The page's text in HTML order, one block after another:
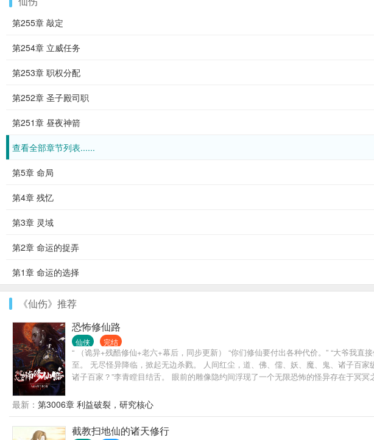
第255章 敲定
第254章 立威任务
第253章 职权分配
第252章 圣子殿司职
第251章 昼夜神箭
查看全部章节列表......
第5章 命局
第4章 残忆
第3章 灵域
第2章 命运的捉弄
第1章 命运的选择
《仙伤》推荐
恐怖修仙路
仙侠 完结
“ （诡异+残酷修仙+老六+幕后，同步更新） “你们修仙要付出各种代价。” “大爷我
至。 无尽怪异降临，掀起无边杀戮。 人间红尘，道、佛、儒、妖、魔、鬼、诸子百
诸子百家？”李青瞠目结舌。 眼前的雕像隐约间浮现了一个无限恐怖的怪异存在于冥
最新： 第3006章 利益破裂，研究核心
截教扫地仙的诸天修行